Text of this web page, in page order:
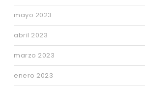
mayo 2023
abril 2023
marzo 2023
enero 2023